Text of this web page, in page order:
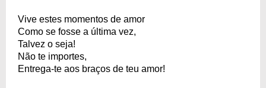
Vive estes momentos de amor
Como se fosse a última vez,
Talvez o seja!
Não te importes,
Entrega-te aos braços de teu amor!